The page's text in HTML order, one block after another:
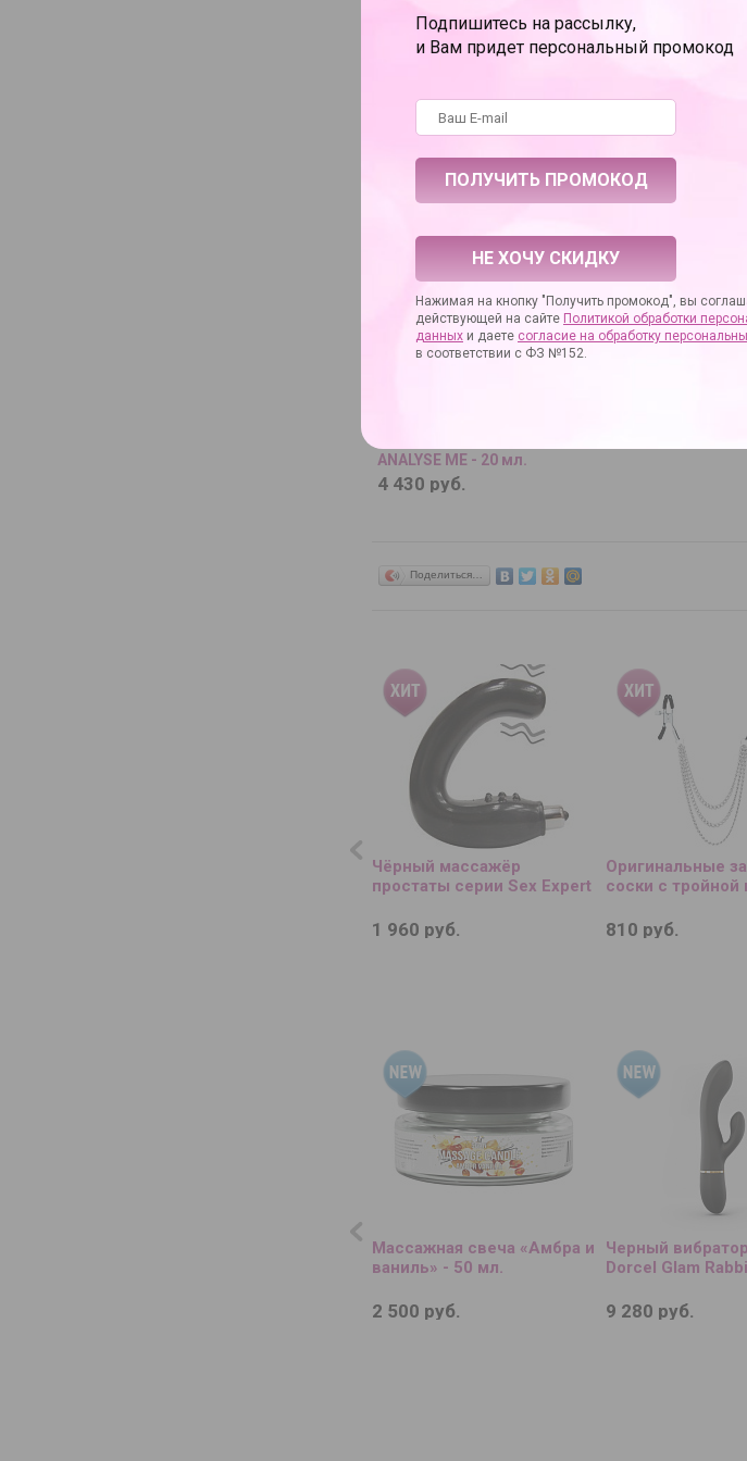
Упаковка
полиэтиленовая пленка
Длина в сантиметрах
20.00
Основное назначение
ANALYSE ME - 20 мл.
4 430 руб.
Поделиться…
Чёрный массажёр
простаты серии Sex Expert
1 960 руб.
Оригинальные
соски с тройной
810 руб.
Массажная свеча «Амбра и
ваниль» - 50 мл.
2 500 руб.
Черный
Dorcel Glam
9 280 руб.
Подпишитесь на рассылку,
и Вам придет персональный промокод
НЕ ХОЧУ СКИДКУ
Нажимая на кнопку "Получить промокод", вы
действующей на сайте Политикой обработки
данных и даете согласие на обработку
в соответствии с ФЗ №152.